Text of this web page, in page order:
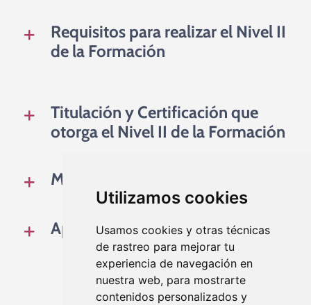
Utilizamos cookies
Usamos cookies y otras técnicas
de rastreo para mejorar tu
experiencia de navegación en
nuestra web, para mostrarte
contenidos personalizados y
Requisitos para realizar el Nivel II
de la Formación
Titulación y Certificación que
otorga el Nivel II de la Formación
Metodología
Apoyo y atención personalizada